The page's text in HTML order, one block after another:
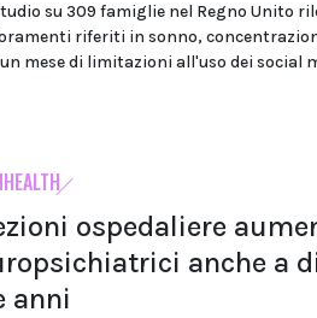
su 309 famiglie nel Regno Unito
riferiti in sonno,
mese di limitazioni all'uso dei social
ospedaliere
anche a
anni